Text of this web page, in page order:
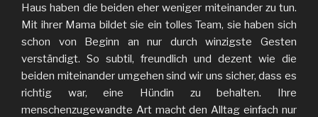
Haus haben die beiden eher weniger miteinander zu tun.
Mit ihrer Mama bildet sie ein tolles Team, sie haben sich
schon von Beginn an nur durch winzigste Gesten
verständigt. So subtil, freundlich und dezent wie die
beiden miteinander umgehen sind wir uns sicher, dass es
richtig war, eine Hündin zu behalten. Ihre
menschenzugewandte Art macht den Alltag einfach nur